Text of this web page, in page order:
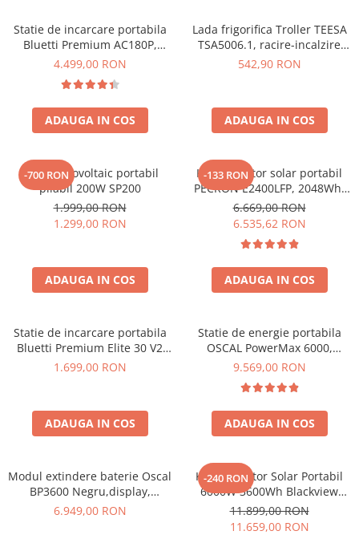
Componente sisteme de balcon
Statie de incarcare portabila
Bluetti Premium AC180P,
Ecran LCD, 1800W, 1440Wh,
4.499,00 RON
ADAUGA IN COS
Lada frigorifica Troller TEESA
TSA5006.1, racire-incalzire
35L, alimentare bricheta auto
542,90 RON
ADAUGA IN COS
-700 RON
Panou fotovoltaic portabil
pliabil 200W SP200
1.999,00 RON
1.299,00 RON
ADAUGA IN COS
-133 RON
Kit generator solar portabil
PECRON E2400LFP, 2048Wh,
2400W, 230V, Incarcare super
rapida, LiFePO4, Controler
MPPT dublu, Protectie BMS +
Panou solar 200W
6.669,00 RON
6.535,62 RON
ADAUGA IN COS
Statie de incarcare portabila
Bluetti Premium Elite 30 V2
600W 320Wh
1.699,00 RON
ADAUGA IN COS
Statie de energie portabila
OSCAL PowerMax 6000,
6000W (9000W varf), baterie
rapida in 1.96h, 14 porturi,
USB-C 100W, control
inteligent la distanta,
functionalitate UPS
9.569,00 RON
ADAUGA IN COS
Modul extindere baterie Oscal
BP3600 Negru,display,
compatibil cu Oscal
6.949,00 RON
-240 RON
Kit Generator Solar Portabil
6000W 3600Wh Blackview
OSCAL PowerMax 6000 +
panou solar 400W
11.899,00 RON
11.659,00 RON